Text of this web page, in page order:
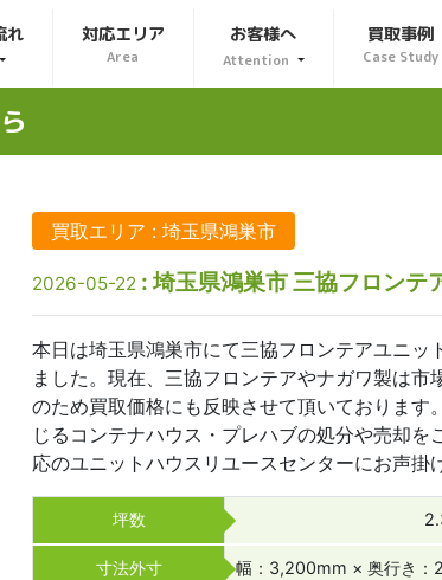
れ 対応エリア
Area
お客様へ
Attention
買取事例
Case Study
買取エリア : 埼玉県鴻巣市
2026-05-22 : 埼玉県鴻巣市 三協フロンテ
本日は埼玉県鴻巣市にて三協フロンテアユニッ
ました。現在、三協フロンテアやナガワ製は市
のため買取価格にも反映させて頂いております
じるコンテナハウス・プレハブの処分や売却を
応のユニットハウスリユースセンターにお声掛
坪数
寸法外寸 幅：3,200mm × 奥行き